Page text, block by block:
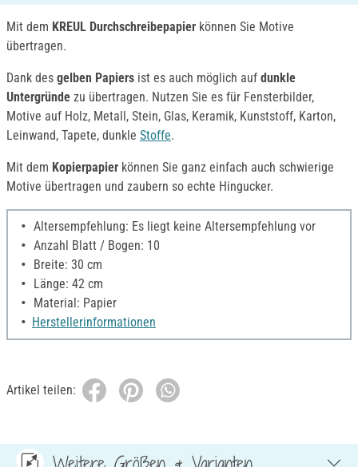
Mit dem KREUL Durchschreibepapier können Sie Motive
übertragen.
Dank des gelben Papiers ist es auch möglich auf dunkle
Untergründe zu übertragen. Nutzen Sie es für Fensterbilder,
Motive auf Holz, Metall, Stein, Glas, Keramik, Kunststoff, Karton,
Leinwand, Tapete, dunkle Stoffe.
Mit dem Kopierpapier können Sie ganz einfach auch schwierige
Motive übertragen und zaubern so echte Hingucker.
Altersempfehlung: Es liegt keine Altersempfehlung vor
Anzahl Blatt / Bogen: 10
Breite: 30 cm
Länge: 42 cm
Material: Papier
Herstellerinformationen
Artikel teilen: